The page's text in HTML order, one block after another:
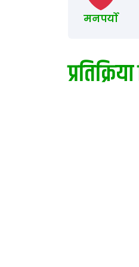
मनपर्यो